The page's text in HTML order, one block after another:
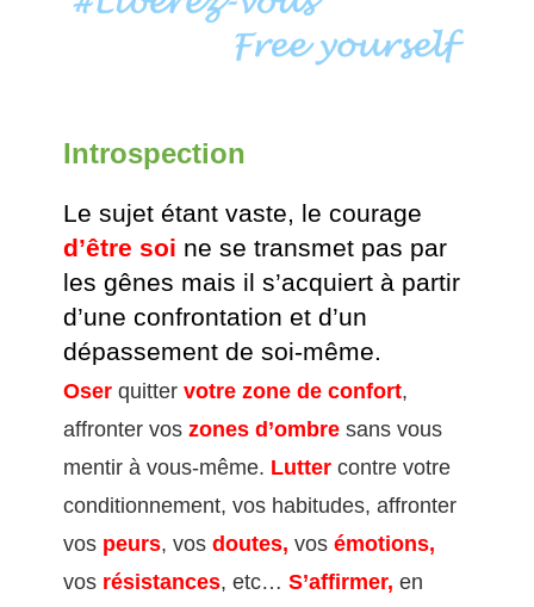
Introspection
Le sujet étant vaste, le courage
d’être soi ne se transmet pas par
les gênes mais il s’acquiert à partir
d’une confrontation et d’un
dépassement de soi-même.
Oserquitter votre zone de confort,
affronter vos zones d’ombresans vous
mentir à vous-même. Luttercontre votre
conditionnement, vos habitudes, affronter
vos peurs, vos doutes, vos émotions,
vos résistances, etc… S’affirmer, en